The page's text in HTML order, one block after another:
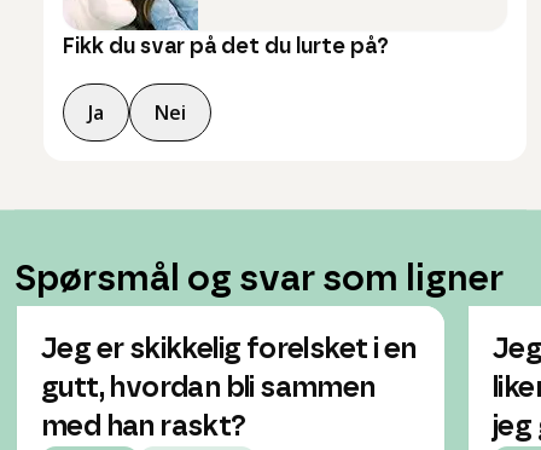
Fikk du svar på det du lurte på?
Ja Nei
Spørsmål og svar som ligner
Jeg er skikkelig forelsket i en
gutt, hvordan bli sammen
med han raskt?
jeg